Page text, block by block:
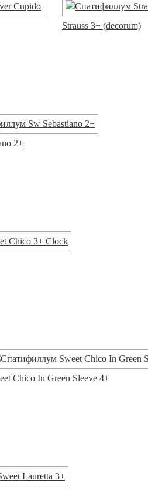
Strauss 3+ (decorum)
2+
Chico In Green Sleeve 4+